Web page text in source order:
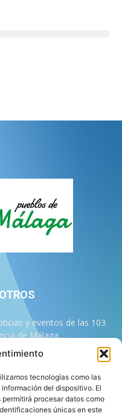
tecnologías como las
del dispositivo. El
procesar datos como
únicas en este
y eventos de las 103
de Málaga.